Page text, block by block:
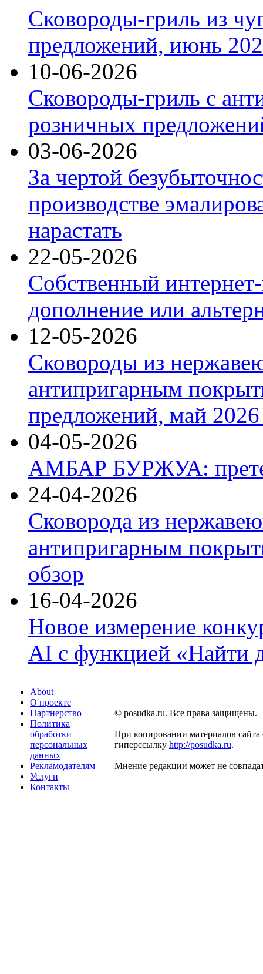
Сковороды-гриль из
предложений, июнь
10-06-2026
Сковороды-гриль с
розничных
03-06-2026
За чертой
производстве
нарастать
22-05-2026
Собственный
дополнение или
12-05-2026
Сковороды из
антипригарным
предложений, май 2026
04-05-2026
АМБАР БУРЖУА:
24-04-2026
Сковорода из
антипригарным
обзор
16-04-2026
Новое измерение
AI с функцией «Найти
About
О проекте
Партнерство
Политика
обработки
персональных
данных
Рекламодателям
Услуги
Контакты
© posudka.ru. Все права защищены.
При копировании материалов сайта
гиперссылку http://posudka.ru.
Мнение редакции может не